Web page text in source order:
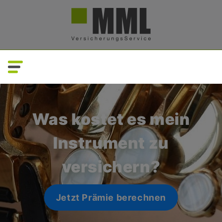
Was kostet es mein
Instrument zu
versichern?
Jetzt Prämie berechnen